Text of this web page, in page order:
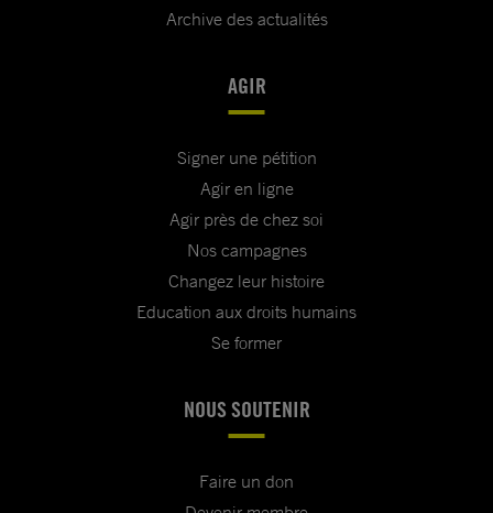
Archive des actualités
AGIR
Signer une pétition
Agir en ligne
Agir près de chez soi
Nos campagnes
Changez leur histoire
Education aux droits humains
Se former
NOUS SOUTENIR
Faire un don